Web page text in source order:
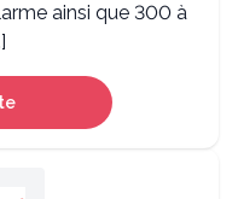
ainsi que 300 à